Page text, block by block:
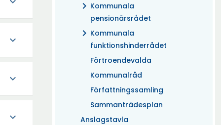
chevron_right Kommunala
pensionärsrådet
chevron_right Kommunala
funktionshinderrådet
Förtroendevalda
Kommunalråd
Författningssamling
Sammanträdesplan
Anslagstavla
expand_more
expand_more
expand_more